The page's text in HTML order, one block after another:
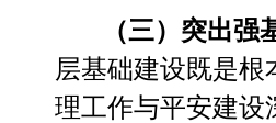
（三）突出
层基础建设既是
理工作与平安建设